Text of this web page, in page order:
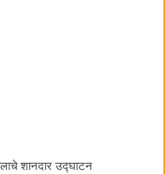
शानदार उद्घाटन